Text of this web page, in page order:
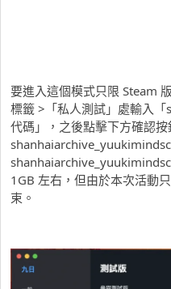
要進入這個模式只限 Steam
標籤 >「私人測試」處輸入
代碼」，之後點擊下方確認按
1GB 左右，但由於本次活動
束。